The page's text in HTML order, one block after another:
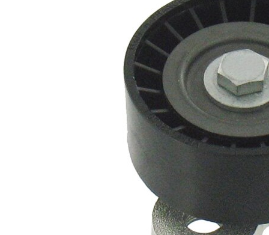
29 mm
manual
VKM
32050-1